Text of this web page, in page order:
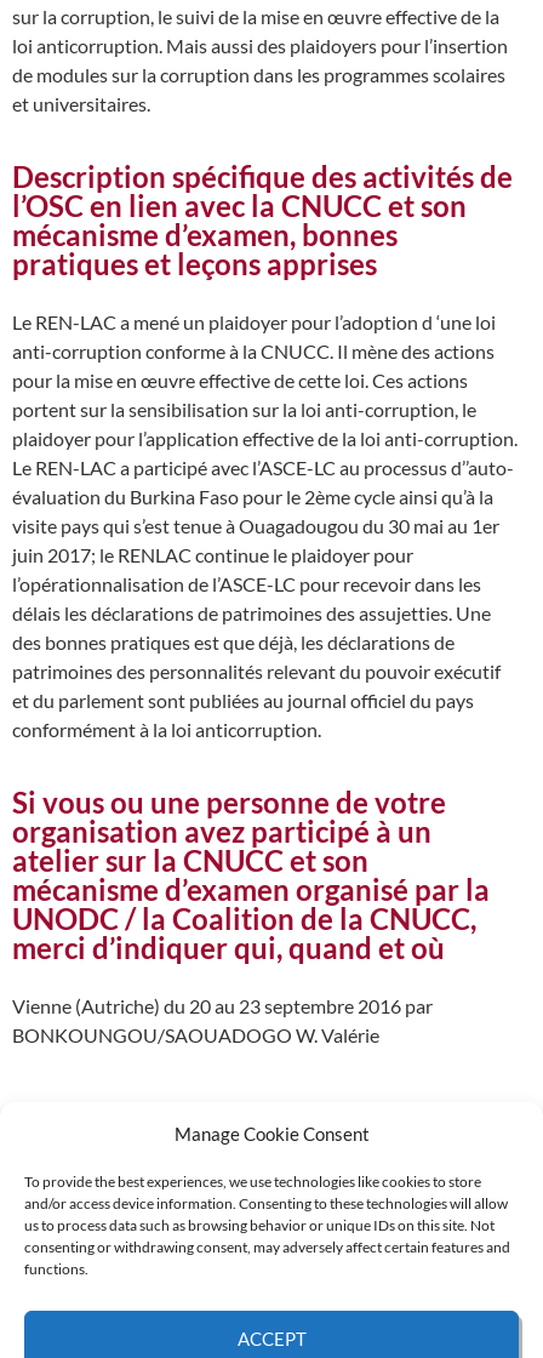
Manage Cookie Consent
To provide the best experiences, we use technologies like cookies to store
and/or access device information. Consenting to these technologies will allow
us to process data such as browsing behavior or unique IDs on this site. Not
consenting or withdrawing consent, may adversely affect certain features and
functions.
ACCEPT
sur la corruption, le suivi de la mise en œuvre effective de la
loi anticorruption. Mais aussi des plaidoyers pour l’insertion
de modules sur la corruption dans les programmes scolaires
et universitaires.
Description spécifique des activités de
l’OSC en lien avec la CNUCC et son
mécanisme d’examen, bonnes
pratiques et leçons apprises
Le REN-LAC a mené un plaidoyer pour l’adoption d ‘une loi
anti-corruption conforme à la CNUCC. Il mène des actions
pour la mise en œuvre effective de cette loi. Ces actions
portent sur la sensibilisation sur la loi anti-corruption, le
plaidoyer pour l’application effective de la loi anti-corruption.
Le REN-LAC a participé avec l’ASCE-LC au processus d’’auto-
évaluation du Burkina Faso pour le 2ème cycle ainsi qu’à la
visite pays qui s’est tenue à Ouagadougou du 30 mai au 1er
juin 2017; le RENLAC continue le plaidoyer pour
l’opérationnalisation de l’ASCE-LC pour recevoir dans les
délais les déclarations de patrimoines des assujetties. Une
des bonnes pratiques est que déjà, les déclarations de
patrimoines des personnalités relevant du pouvoir exécutif
et du parlement sont publiées au journal officiel du pays
conformément à la loi anticorruption.
Si vous ou une personne de votre
organisation avez participé à un
atelier sur la CNUCC et son
mécanisme d’examen organisé par la
UNODC / la Coalition de la CNUCC,
merci d’indiquer qui, quand et où
Vienne (Autriche) du 20 au 23 septembre 2016 par
BONKOUNGOU/SAOUADOGO W. Valérie
Supported by:
© 2026 UNCAC Coalition All Rights Reserved |